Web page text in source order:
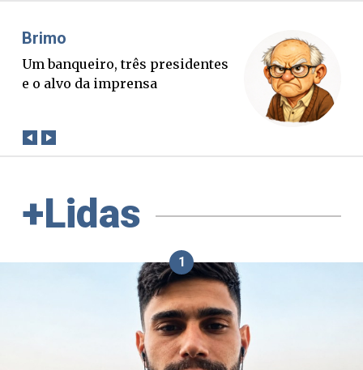
Misael Elias
O Boato corre mais rápido que a
verdade. Mas quem paga a
+Lidas
1